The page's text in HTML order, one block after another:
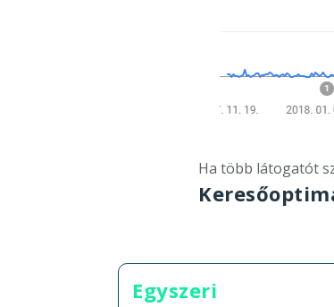
Ha több látogatót
Egyszeri